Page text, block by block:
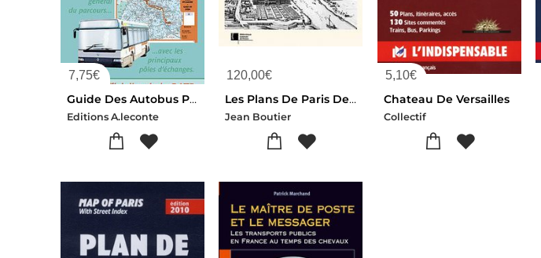
7,75€
Guide Des Autobus Parisiens
Editions A.leconte
120,00€
Les Plans De Paris Des Origines (1493) A La Fin Du Xviii Siecle
Jean Boutier
5,10€
Chateau De Versailles
Collectif